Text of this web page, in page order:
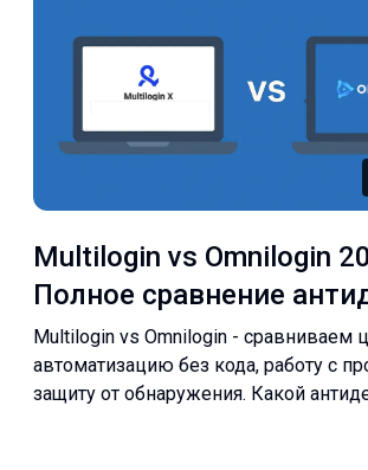
Multilogin vs Omnilogin
Полное сравнение
браузеров
Multilogin vs Omnilogin - сравниваем
автоматизацию без кода, работу с
защиту от обнаружения. Какой